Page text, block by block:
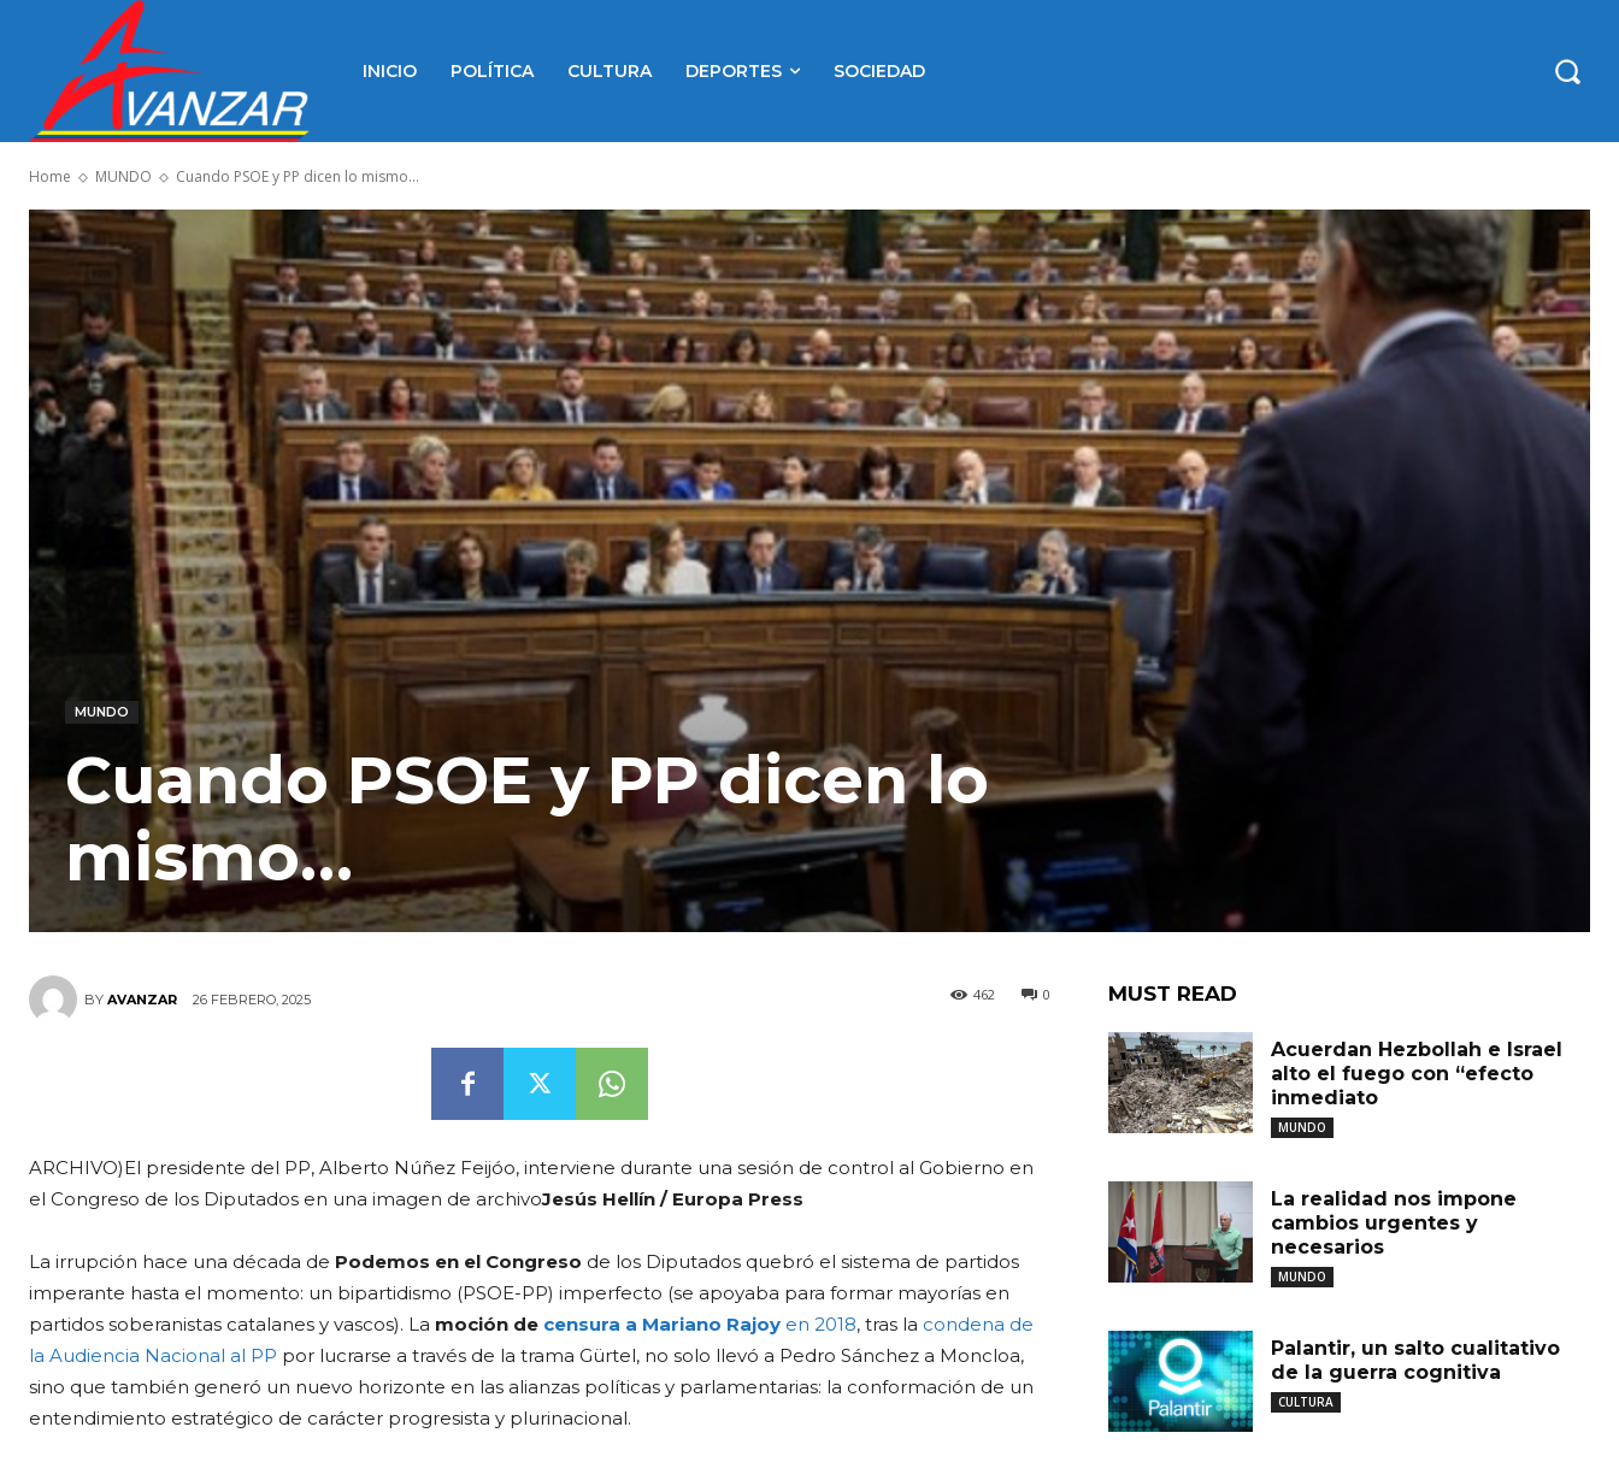
INICIO POLÍTICA CULTURA DEPORTES SOCIEDAD
Home MUNDO Cuando PSOE y PP dicen lo mismo...
MUNDO
Cuando PSOE y PP dicen lo
mismo…
BY AVANZAR 26 FEBRERO, 2025 0
462
ARCHIVO)El presidente del PP, Alberto Núñez Feijóo, interviene durante una sesión de control al Gobierno en
el Congreso de los Diputados en una imagen de archivoJesús Hellín / Europa Press
La irrupción hace una década de Podemos en el Congreso de los Diputados quebró el sistema de partidos
imperante hasta el momento: un bipartidismo (PSOE-PP) imperfecto (se apoyaba para formar mayorías en
partidos soberanistas catalanes y vascos). La moción de censura a Mariano Rajoy en 2018, tras la condena de
la Audiencia Nacional al PP por lucrarse a través de la trama Gürtel, no solo llevó a Pedro Sánchez a Moncloa,
sino que también generó un nuevo horizonte en las alianzas políticas y parlamentarias: la conformación de un
entendimiento estratégico de carácter progresista y plurinacional.
MUST READ
Acuerdan Hezbollah e Israel
alto el fuego con “efecto
inmediato
MUNDO
La realidad nos impone
cambios urgentes y
necesarios
MUNDO
Palantir, un salto cualitativo
de la guerra cognitiva
CULTURA